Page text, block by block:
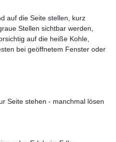
auf die Seite stellen, kurz
Stellen sichtbar werden,
auf die heiße Kohle,
bei geöffnetem Fenster oder
Seite stehen - manchmal lösen